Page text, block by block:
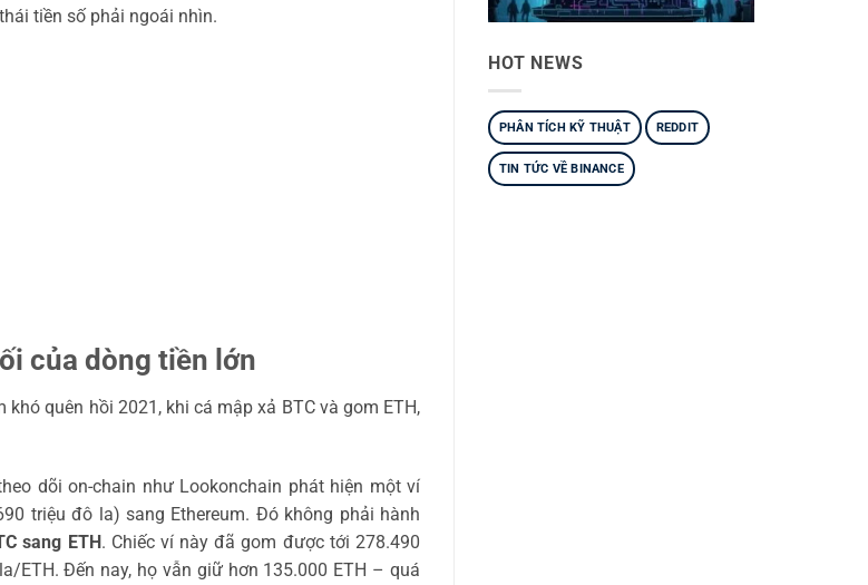
tiền số phải ngoái nhìn.
của dòng tiền lớn
quên hồi 2021, khi cá mập xả BTC và gom ETH,
dõi on-chain như Lookonchain phát hiện một ví
triệu đô la) sang Ethereum. Đó không phải hành
sang ETH. Chiếc ví này đã gom được tới 278.490
ETH. Đến nay, họ vẫn giữ hơn 135.000 ETH – quá
HOT NEWS
PHÂN TÍCH KỸ THUẬT REDDIT
TIN TỨC VỀ BINANCE